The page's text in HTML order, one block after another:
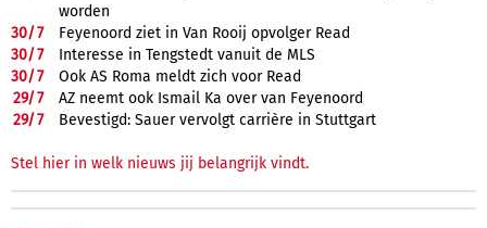
worden
30/7
Feyenoord ziet in Van Rooij opvolger Read
30/7
Interesse in Tengstedt vanuit de MLS
30/7
Ook AS Roma meldt zich voor Read
29/7
AZ neemt ook Ismail Ka over van Feyenoord
29/7 Bevestigd: Sauer vervolgt carrière in Stuttgart
Stel hier in welk nieuws jij belangrijk vindt.